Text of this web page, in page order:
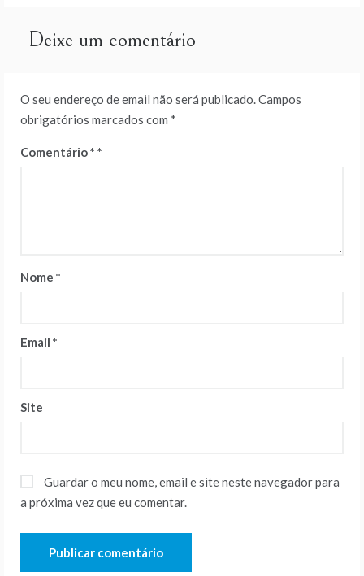
Deixe um comentário
O seu endereço de email não será publicado.Campos
obrigatórios marcados com *
Comentário*
Nome *
Email *
Site
Guardar o meu nome, email e site neste navegador para
a próxima vez que eu comentar.